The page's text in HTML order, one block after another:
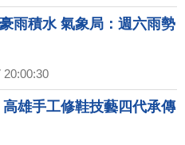
雨積水 氣象局：週六雨勢
20:00:30
雄手工修鞋技藝四代承傳